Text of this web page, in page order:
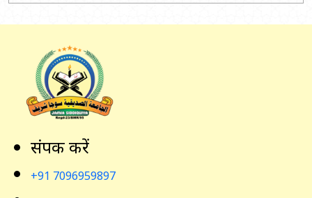
संपर्क करें
+91 7096959897